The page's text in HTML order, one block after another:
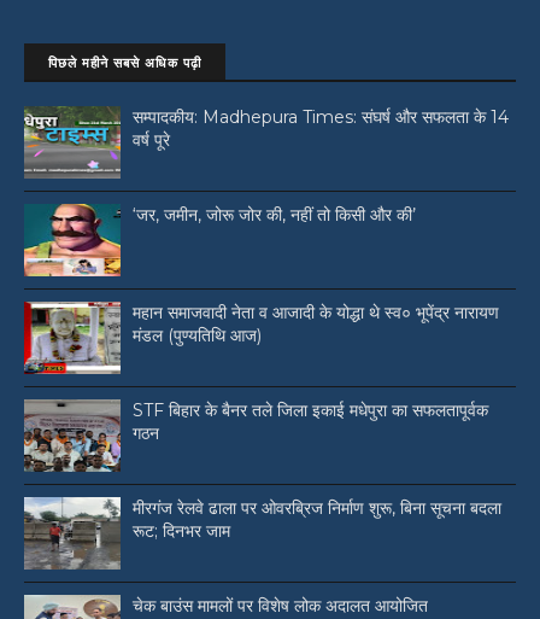
पिछले महीने सबसे अधिक पढ़ी
सम्पादकीय: Madhepura Times: संघर्ष और सफलता के 14
वर्ष पूरे
‘जर, जमीन, जोरू जोर की, नहीं तो किसी और की’
महान समाजवादी नेता व आजादी के योद्धा थे स्व० भूपेंद्र नारायण
मंडल (पुण्यतिथि आज)
STF बिहार के बैनर तले जिला इकाई मधेपुरा का सफलतापूर्वक
गठन
मीरगंज रेलवे ढाला पर ओवरब्रिज निर्माण शुरू, बिना सूचना बदला
रूट; दिनभर जाम
चेक बाउंस मामलों पर विशेष लोक अदालत आयोजित